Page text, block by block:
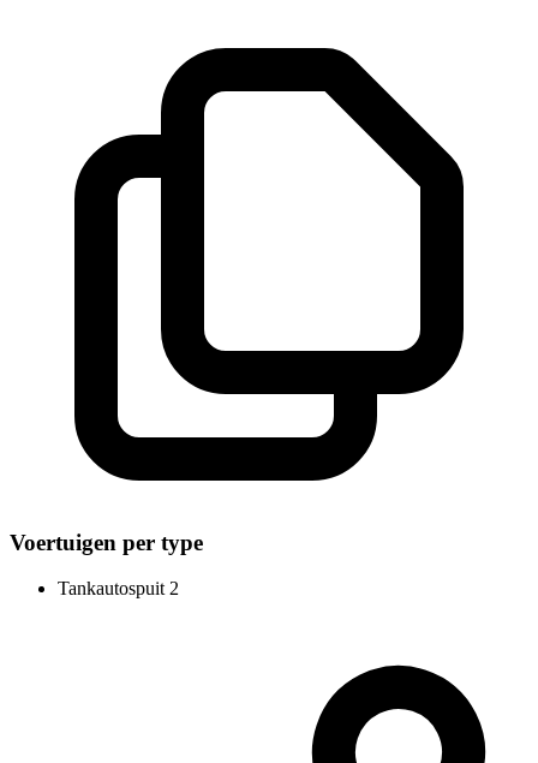
Voertuigen per type
Tankautospuit 2